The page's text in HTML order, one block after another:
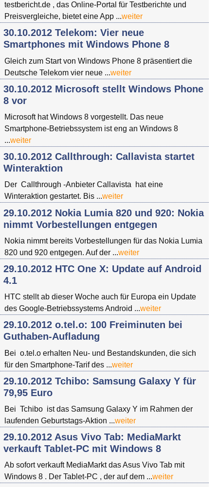
testbericht.de , das Online-Portal für Testberichte und
Preisvergleiche, bietet eine App ...weiter
30.10.2012 Telekom: Vier neue
Smartphones mit Windows Phone 8
Gleich zum Start von Windows Phone 8 präsentiert die
Deutsche Telekom vier neue ...weiter
30.10.2012 Microsoft stellt Windows Phone
8 vor
Microsoft hat Windows 8 vorgestellt. Das neue
Smartphone-Betriebssystem ist eng an Windows 8
...weiter
30.10.2012 Callthrough: Callavista startet
Winteraktion
Der Callthrough -Anbieter Callavista hat eine
Winteraktion gestartet. Bis ...weiter
29.10.2012 Nokia Lumia 820 und 920: Nokia
nimmt Vorbestellungen entgegen
Nokia nimmt bereits Vorbestellungen für das Nokia Lumia
820 und 920 entgegen. Auf der ...weiter
29.10.2012 HTC One X: Update auf Android
4.1
HTC stellt ab dieser Woche auch für Europa ein Update
des Google-Betriebssystems Android ...weiter
29.10.2012 o.tel.o: 100 Freiminuten bei
Guthaben-Aufladung
Bei o.tel.o erhalten Neu- und Bestandskunden, die sich
für den Smartphone-Tarif des ...weiter
29.10.2012 Tchibo: Samsung Galaxy Y für
79,95 Euro
Bei Tchibo ist das Samsung Galaxy Y im Rahmen der
laufenden Geburtstags-Aktion ...weiter
29.10.2012 Asus Vivo Tab: MediaMarkt
verkauft Tablet-PC mit Windows 8
Ab sofort verkauft MediaMarkt das Asus Vivo Tab mit
Windows 8 . Der Tablet-PC , der auf dem ...weiter